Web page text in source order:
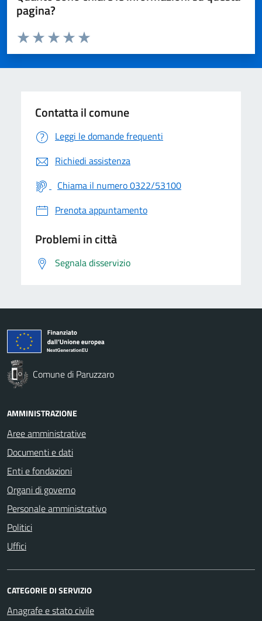
pagina?
Valuta da 1 a 5 stelle la pagina
Valuta 5 stelle su 5
Valuta 4 stelle su 5
Valuta 3 stelle su 5
Valuta 2 stelle su 5
Valuta 1 stelle su 5
Contatta il comune
Leggi le domande frequenti
Richiedi assistenza
Chiama il numero 0322/53100
Prenota appuntamento
Problemi in città
Segnala disservizio
Comune di Paruzzaro
AMMINISTRAZIONE
Aree amministrative
Documenti e dati
Enti e fondazioni
Organi di governo
Personale amministrativo
Politici
Uffici
CATEGORIE DI SERVIZIO
Anagrafe e stato civile